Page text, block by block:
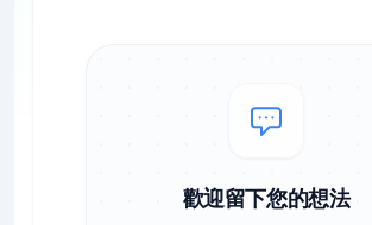
歡迎留下您的想法